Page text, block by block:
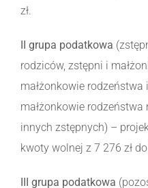
zł.
II grupa podatkowa
rodziców, zstępni i
małżonkowie rodzeństwa
małżonkowie rodzeństwa
innych zstępnych) –
kwoty wolnej z 7 276 zł
III grupa podatkowa